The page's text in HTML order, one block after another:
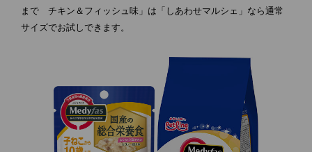
まで チキン＆フィッシュ味」は「しあわせマルシェ」なら通常
サイズでお試しできます。